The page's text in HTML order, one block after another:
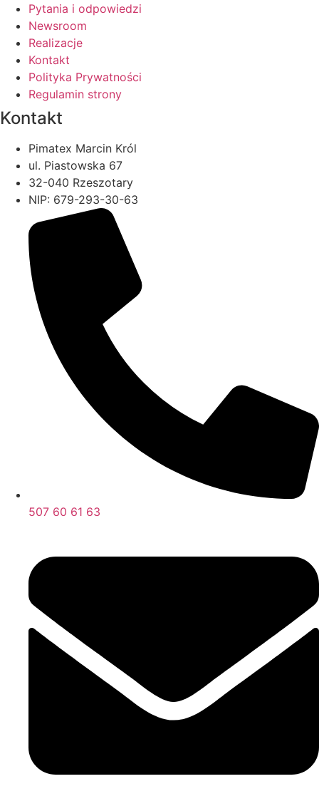
Pytania i odpowiedzi
Newsroom
Realizacje
Kontakt
Polityka Prywatności
Regulamin strony
Kontakt
Pimatex Marcin Król
ul. Piastowska 67
32-040 Rzeszotary
NIP: 679-293-30-63
507 60 61 63